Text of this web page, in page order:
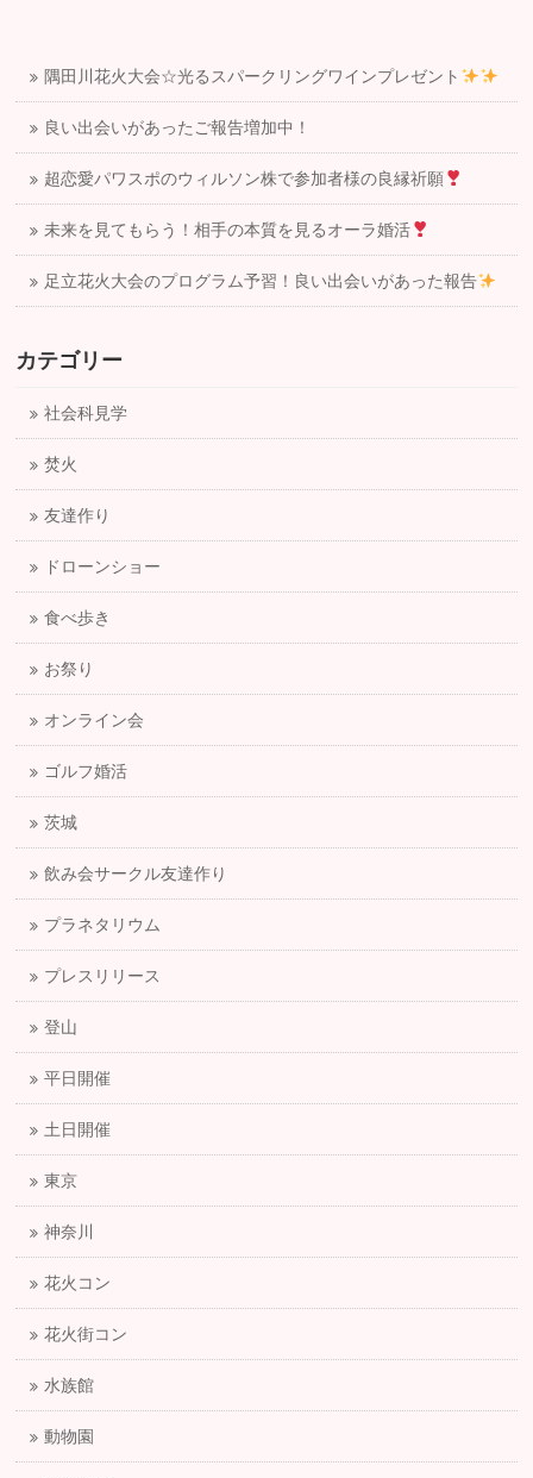
隅田川花火大会☆光るスパークリングワインプレゼント
良い出会いがあったご報告増加中！
超恋愛パワスポのウィルソン株で参加者様の良縁祈願
未来を見てもらう！相手の本質を見るオーラ婚活
足立花火大会のプログラム予習！良い出会いがあった報告
カテゴリー
社会科見学
焚火
友達作り
ドローンショー
食べ歩き
お祭り
オンライン会
ゴルフ婚活
茨城
飲み会サークル友達作り
プラネタリウム
プレスリリース
登山
平日開催
土日開催
東京
神奈川
花火コン
花火街コン
水族館
動物園